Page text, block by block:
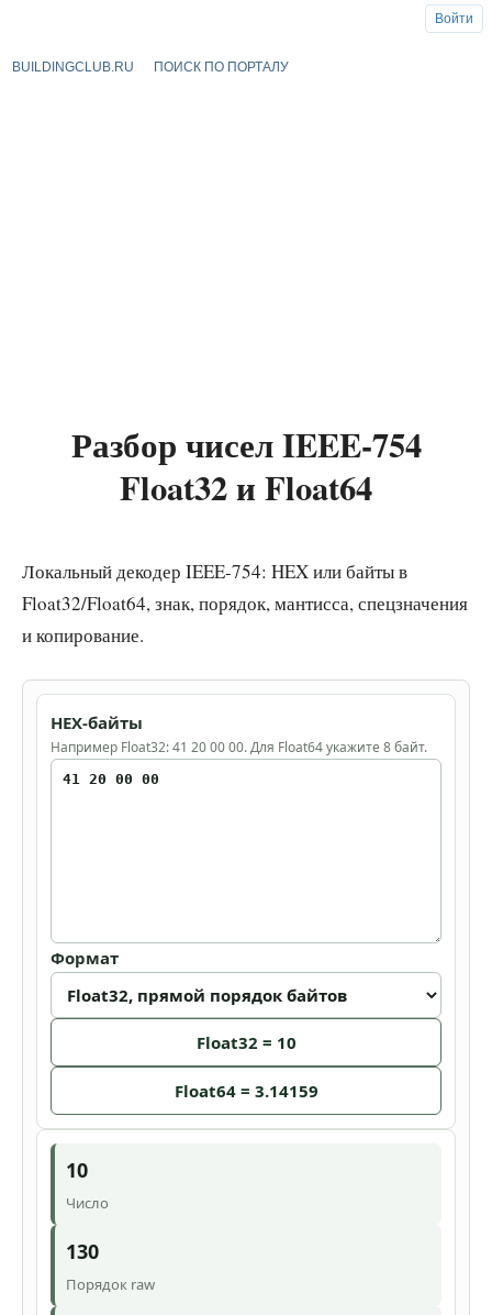
BUILDINGCLUB.RU ПОИСК ПО ПОРТАЛУ
Разбор чисел IEEE-754
Float32 и Float64
Локальный декодер IEEE-754: HEX или байты в
Float32/Float64, знак, порядок, мантисса, спецзначения
и копирование.
HEX-байты
Например Float32: 41 20 00 00. Для Float64 укажите 8 байт.
Формат
Float32 = 10
Float64 = 3.14159
10
Число
130
Порядок raw
Войти